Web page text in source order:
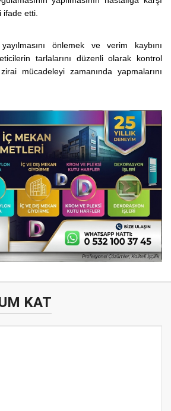
etti.
önlemek ve verim kaybını
tarlalarını düzenli olarak kontrol
mücadeleyi zamanında yapmalarını
KAT